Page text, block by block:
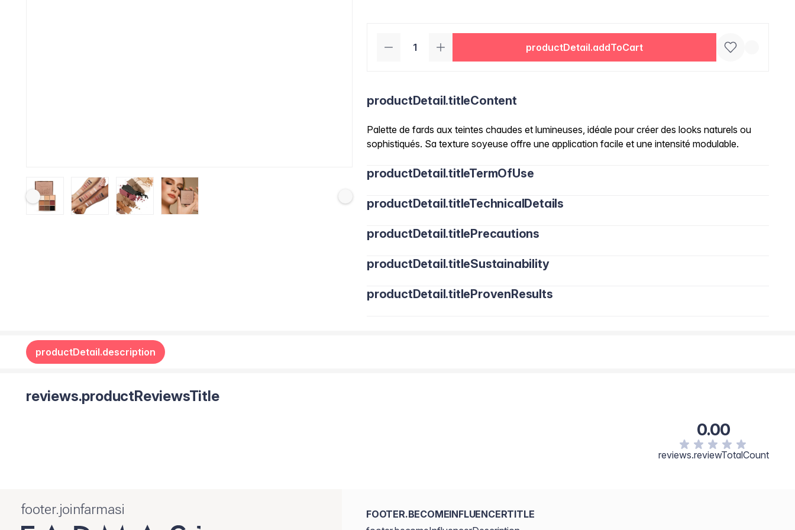
productDetail.addToCart
productDetail.titleContent
Palette de fards aux teintes chaudes et lumineuses, idéale pour créer des looks naturels ou
sophistiqués. Sa texture soyeuse offre une application facile et une intensité modulable.
productDetail.titleTermOfUse
productDetail.titleTechnicalDetails
productDetail.titlePrecautions
productDetail.titleSustainability
productDetail.titleProvenResults
productDetail.description
reviews.productReviewsTitle
0.00
reviews.reviewTotalCount
footer.joinfarmasi
FOOTER.BECOMEINFLUENCERTITLE